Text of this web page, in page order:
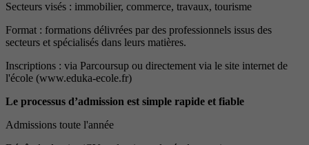
Secteurs visés : immobilier, commerce, travaux, tourisme
Format : formations délivrées par des professionnels issus des
secteurs et spécialisés dans leurs matières.
Inscriptions : via Parcoursup ou directement via le site internet de
l'école (www.eduka-ecole.fr)
Le processus d’admission est simple rapide et fiable
Admissions toute l'année